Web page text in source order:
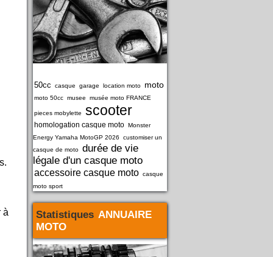
50cc casque garage location moto moto
moto 50cc musee musée moto FRANCE
pieces mobylette scooter
homologation casque moto Monster
Energy Yamaha MotoGP 2026
customiser un
casque de moto durée de vie
légale d'un casque moto
accessoire casque moto casque
moto sport
Statistiques ANNUAIRE
MOTO
à